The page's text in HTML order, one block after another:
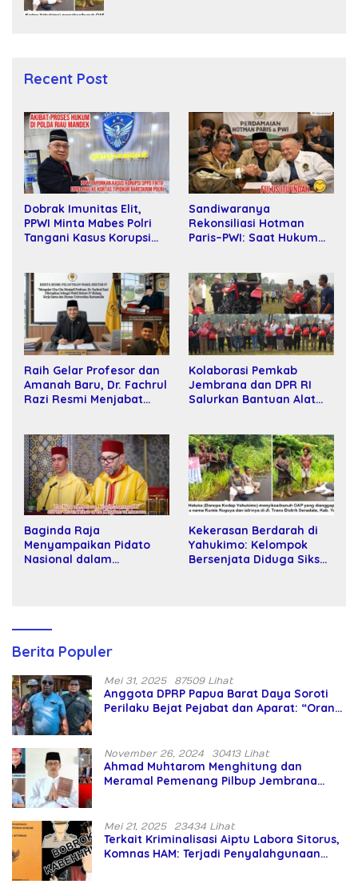
Recent Post
Dobrak Imunitas Elit,
PPWI Minta Mabes Polri
Tangani Kasus Korupsi
Sandiwaranya
Rekonsiliasi Hotman
Paris–PWI: Saat Hukum
Raih Gelar Profesor dan
Amanah Baru, Dr. Fachrul
Razi Resmi Menjabat
Kolaborasi Pemkab
Jembrana dan DPR RI
Salurkan Bantuan Alat
Baginda Raja
Menyampaikan Pidato
Nasional dalam
Kekerasan Berdarah di
Yahukimo: Kelompok
Bersenjata Diduga Siksa
Berita Populer
Mei 31, 2025 87509 Lihat
Anggota DPRP Papua Barat Daya Soroti
Perilaku Bejat Pejabat dan Aparat: “Orang
November 26, 2024 30413 Lihat
Ahmad Muhtarom Menghitung dan
Meramal Pemenang Pilbup Jembrana
Mei 21, 2025 23434 Lihat
Terkait Kriminalisasi Aiptu Labora Sitorus,
Komnas HAM: Terjadi Penyalahgunaan